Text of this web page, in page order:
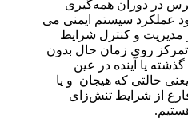
در دوران همه‌گیری
عملکرد سیستم ایمنی می
و کنترل شرایط
روی زمان حال بدون
یا آینده در عین
حالتی که هیجان‌ و یا
از شرایط تنش‌زای